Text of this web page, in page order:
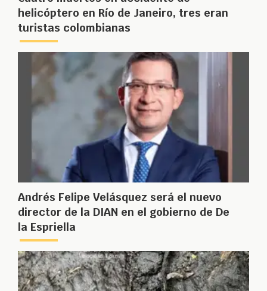
helicóptero en Río de Janeiro, tres eran
turistas colombianas
Andrés Felipe Velásquez será el nuevo
director de la DIAN en el gobierno de De
la Espriella